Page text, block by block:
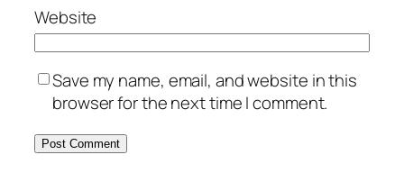
Website
Save my name, email, and website in this
browser for the next time I comment.